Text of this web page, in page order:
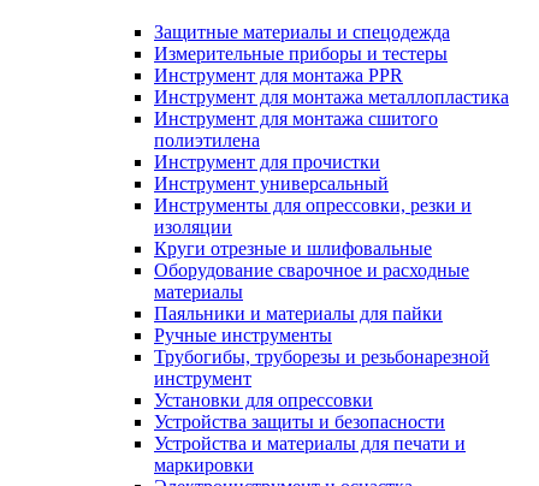
Защитные материалы и спецодежда
Измерительные приборы и тестеры
Инструмент для монтажа PPR
Инструмент для монтажа металлопластика
Инструмент для монтажа сшитого
полиэтилена
Инструмент для прочистки
Инструмент универсальный
Инструменты для опрессовки, резки и
изоляции
Круги отрезные и шлифовальные
Оборудование сварочное и расходные
материалы
Паяльники и материалы для пайки
Ручные инструменты
Трубогибы, труборезы и резьбонарезной
инструмент
Установки для опрессовки
Устройства защиты и безопасности
Устройства и материалы для печати и
маркировки